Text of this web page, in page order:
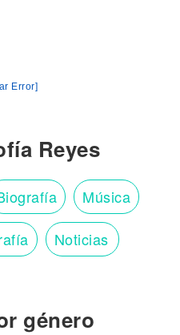
Error]
Reyes
Música
Noticias
género